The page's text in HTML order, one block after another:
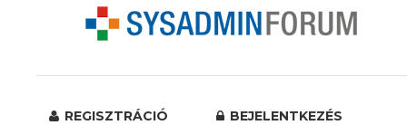
REGISZTRÁCIÓ BEJELENTKEZÉS